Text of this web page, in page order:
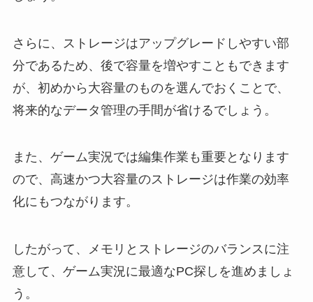
さらに、ストレージはアップグレードしやすい部
分であるため、後で容量を増やすこともできます
が、初めから大容量のものを選んでおくことで、
将来的なデータ管理の手間が省けるでしょう。
また、ゲーム実況では編集作業も重要となります
ので、高速かつ大容量のストレージは作業の効率
化にもつながります。
したがって、メモリとストレージのバランスに注
意して、ゲーム実況に最適なPC探しを進めましょ
う。